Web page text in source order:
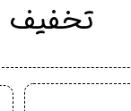
تخفیف